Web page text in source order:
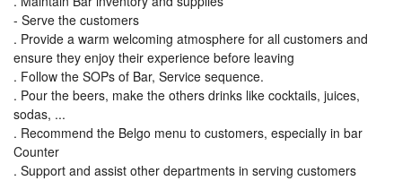
- Serve the customers
. Provide a warm welcoming atmosphere for all customers and
ensure they enjoy their experience before leaving
. Follow the SOPs of Bar, Service sequence.
. Pour the beers, make the others drinks like cocktails, juices,
sodas, ...
. Recommend the Belgo menu to customers, especially in bar
Counter
. Support and assist other departments in serving customers